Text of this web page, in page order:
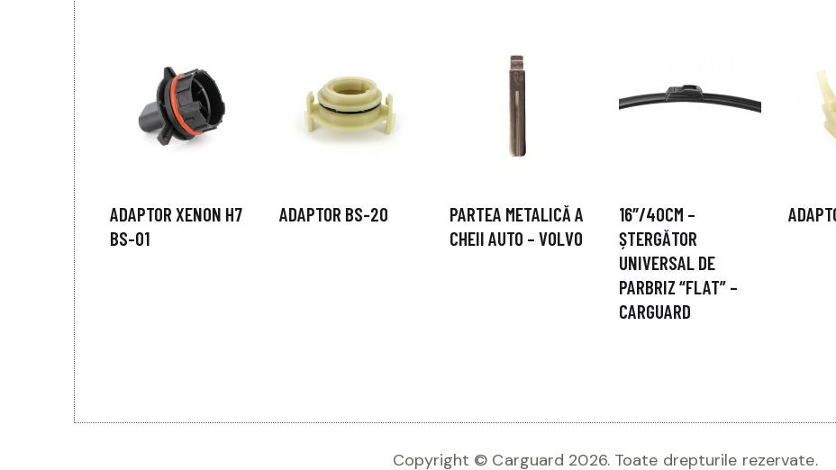
ADAPTOR XENON H7
BS-01
ADAPTOR BS-20
PARTEA METALICĂ A
CHEII AUTO – VOLVO
16″/40CM –
ȘTERGĂTOR
UNIVERSAL DE
PARBRIZ “FLAT” –
CARGUARD
Copyright © Carguard 2026. Toate drepturile rezervate.